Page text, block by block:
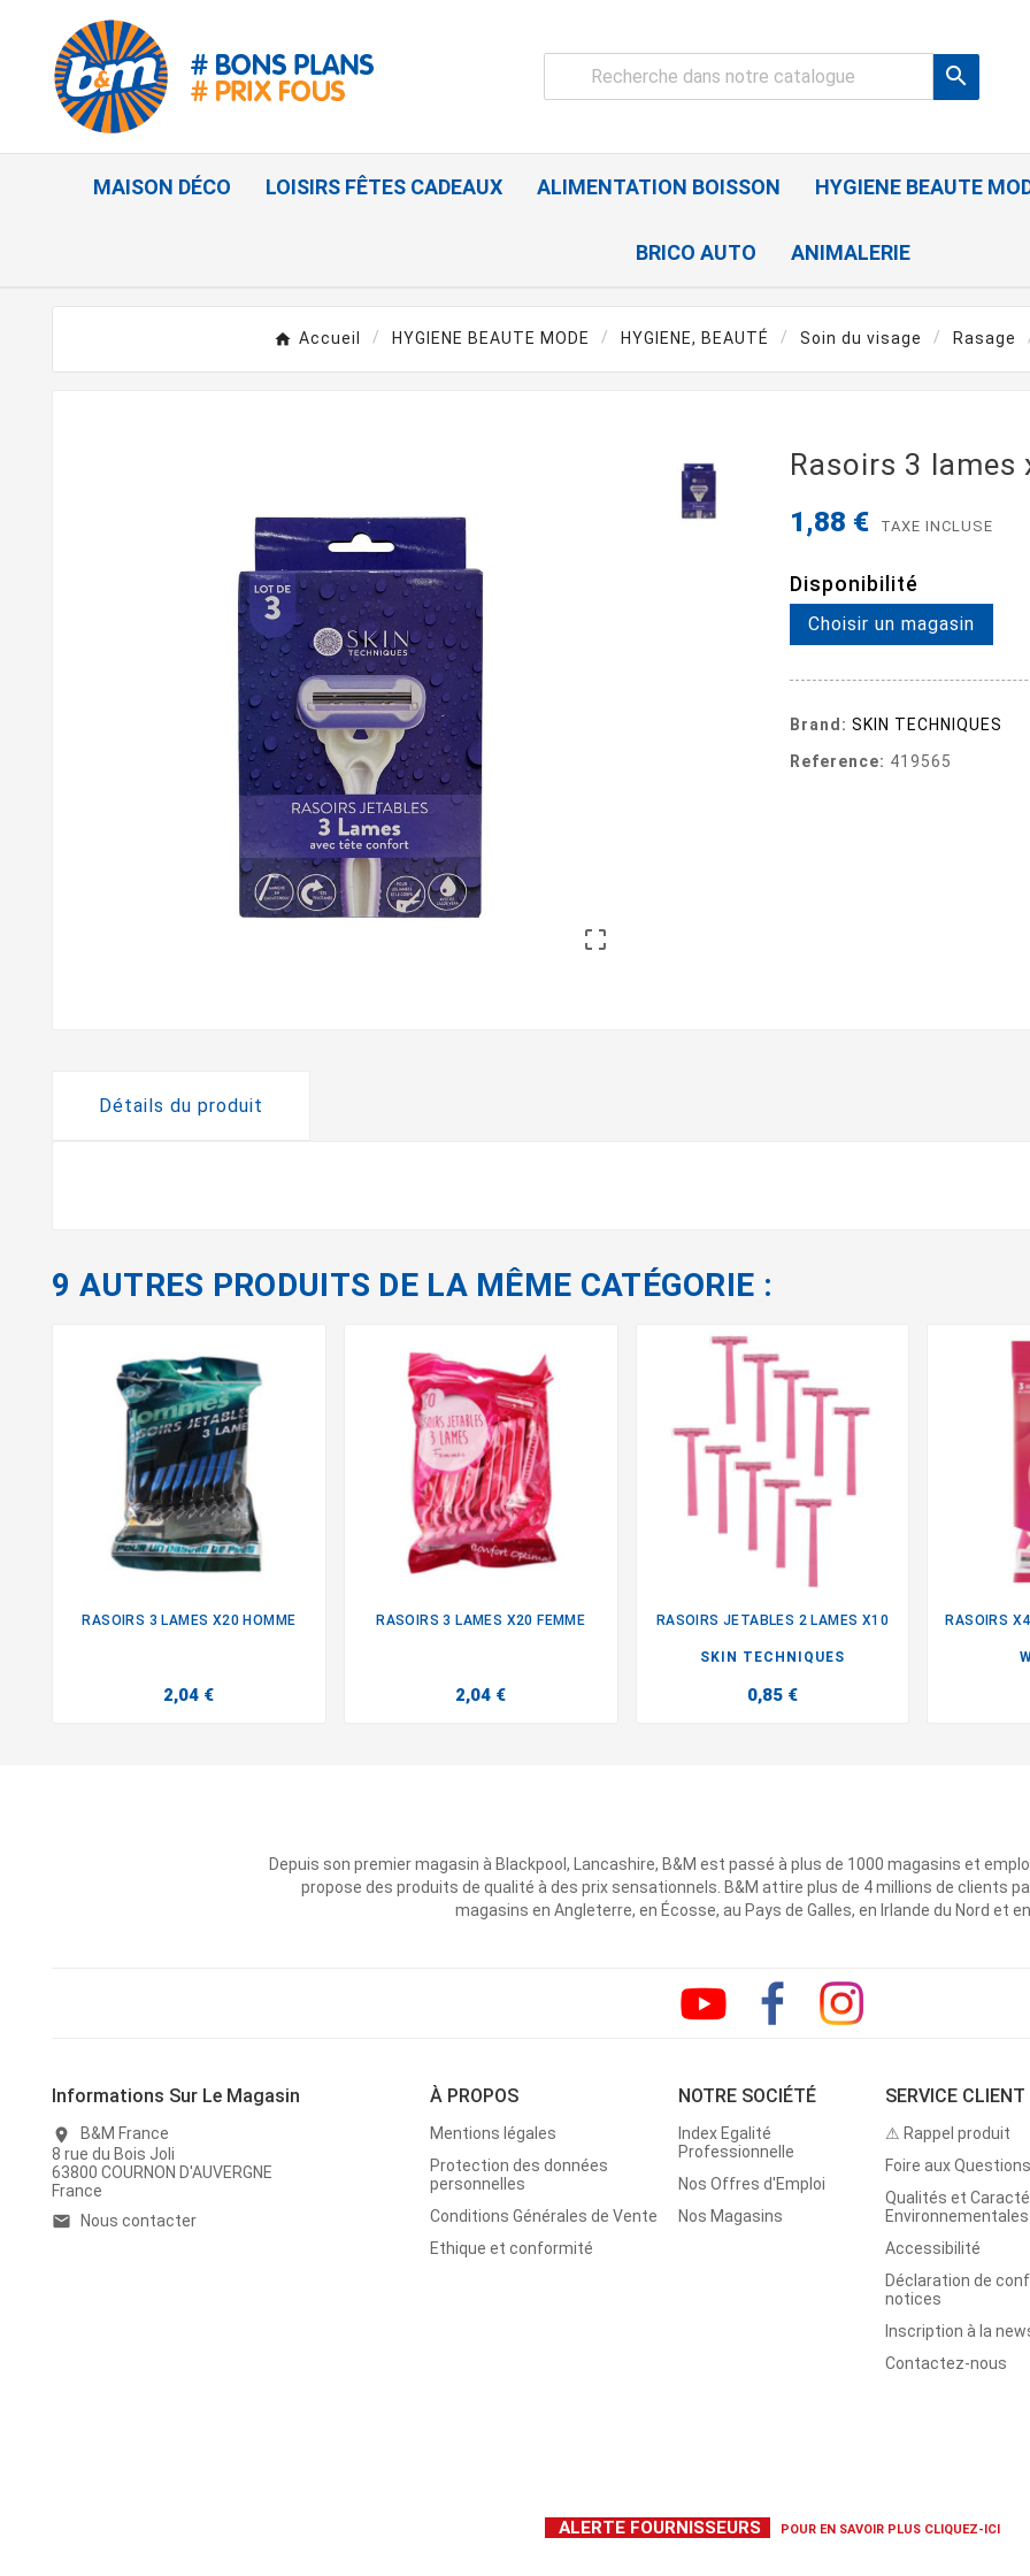

MAISON DÉCO LOISIRS FÊTES CADEAUX ALIMENTATION BOISSON HYGIENE BEAUTE
BRICO AUTO ANIMALERIE
Accueil HYGIENE BEAUTE MODE HYGIENE, BEAUTÉ Soin du visage Rasage

Rasoirs 3 lames
1,88 € TAXE INCLUSE
Disponibilité
Choisir un magasin
Brand: SKIN TECHNIQUES
Reference: 419565
Détails du produit
9 AUTRES PRODUITS DE LA MÊME CATÉGORIE :
RASOIRS 3 LAMES X20 HOMME
2,04 €
RASOIRS 3 LAMES X20 FEMME
2,04 €
RASOIRS JETABLES 2 LAMES X10
SKIN TECHNIQUES
0,85 €
Depuis son premier magasin à Blackpool, Lancashire, B&M est passé à plus de 1000 magasins et
propose des produits de qualité à des prix sensationnels. B&M attire plus de 4 millions de clients
magasins en Angleterre, en Écosse, au Pays de Galles, en Irlande du Nord et
Informations Sur Le Magasin
location_on
B&M France
8 rue du Bois Joli
63800 COURNON D'AUVERGNE
France
email Nous contacter
À PROPOS
Mentions légales
Protection des données
personnelles
Conditions Générales de Vente
Ethique et conformité
NOTRE SOCIÉTÉ
Index Egalité
Professionnelle
Nos Offres d'Emploi
Nos Magasins
SERVICE CLIENT
⚠ Rappel produit
Foire aux
Qualités et
Environnementales
Accessibilité
Déclaration de
notices
Inscription à la
Contactez-nous
ALERTE FOURNISSEURS POUR EN SAVOIR PLUS CLIQUEZ-ICI